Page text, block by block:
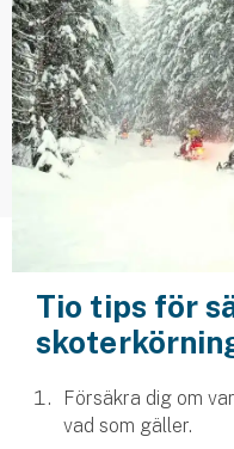
Mc-försäkring
Märkesförsäkringar
Båt
Vattenskoterförsäkring
Djur
Tio tips för
Försäkra dig om
vad som gäller.